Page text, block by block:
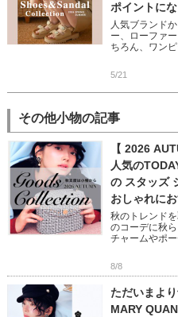
ポイントに
人気ブランド
ー、ローファ
ちろん、ワン
入れるのにぴ
5/21
その他小物の記事
【 2026
人気の
の スタッズ
おしゃれに
秋のトレンド
のコーデに秋
チャームやポ
い小物をピック
8/8
ただいまよ
MARY